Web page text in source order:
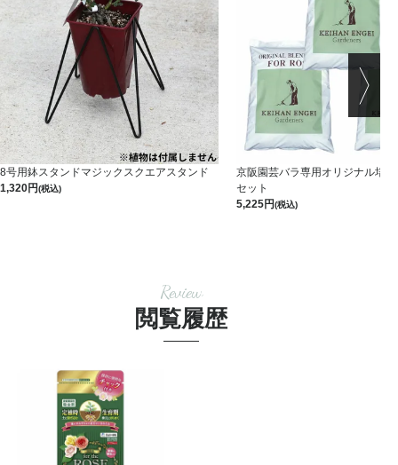
8号用鉢スタンドマジックスクエアスタンド
1,320
(税込)
京阪園芸バラ専用オリジナル培
セット
5,225
(税込)
Review
閲覧履歴